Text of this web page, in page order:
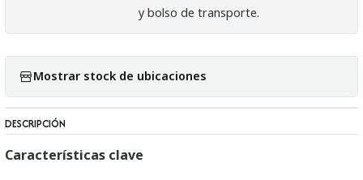
y bolso de transporte.
Mostrar stock de ubicaciones
DESCRIPCIÓN
Características clave